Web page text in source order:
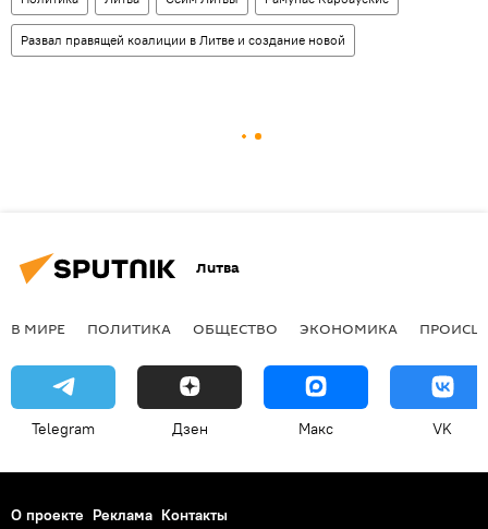
Развал правящей коалиции в Литве и создание новой
Литва
В МИРЕ ПОЛИТИКА ОБЩЕСТВО ЭКОНОМИКА
Telegram Дзен Макс VK
О проекте Реклама Контакты